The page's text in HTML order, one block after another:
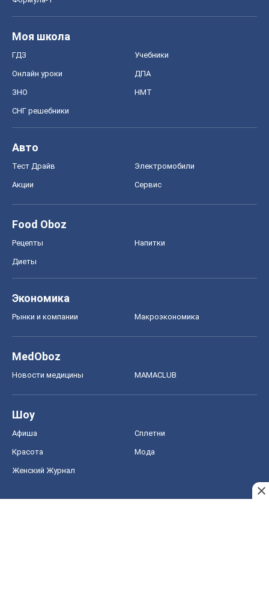
Моя школа
ГДЗ Учебники
Онлайн уроки ДПА
ЗНО НМТ
СНГ решебники
Авто
Тест Драйв Электромобили
Акции Сервис
Food Oboz
Рецепты Напитки
Диеты
Экономика
Рынки и компании Mакроэкономика
MedOboz
Новости медицины MAMACLUB
Шоу
Афиша Сплетни
Красота Мода
Женский Журнал